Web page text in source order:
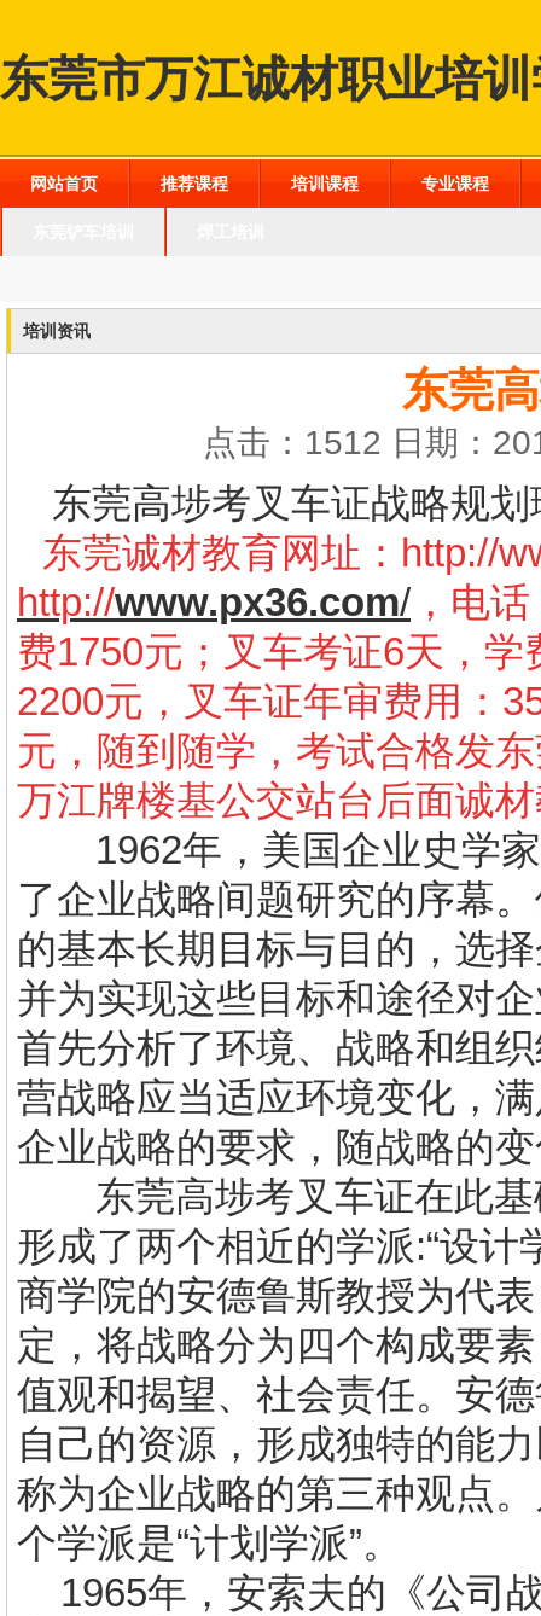
东莞市万江诚材职业培
网站首页 推荐课程 培训课程 专业课程
培训资讯
东莞
点击：1512 日期：
东莞高埗考叉车证战略规划
东莞诚材教育网址： http://
http://www.px36.com/ ，电
费1750元；叉车考证6天，
2200元，叉车证年审费用：
元，随到随学，考试合格发
万江牌楼基公交站台后面诚
1962年，美国企业史学
了企业战略间题研究的序幕
的基本长期目标与目的，选
并为实现这些目标和途径对
首先分析了环境、战略和组
营战略应当适应环境变化，
企业战略的要求，随战略的
东莞高埗考叉车证在此
形成了两个相近的学派:“设计
商学院的安德鲁斯教授为代
定，将战略分为四个构成要
值观和揭望、社会责任。安
自己的资源，形成独特的能
称为企业战略的第三种观点
个学派是“计划学派”。
1965年，安索夫的《公司